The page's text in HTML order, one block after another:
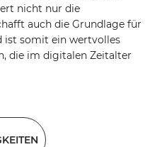
nicht nur die
auch die Grundlage für
ist somit ein wertvolles
die im digitalen Zeitalter